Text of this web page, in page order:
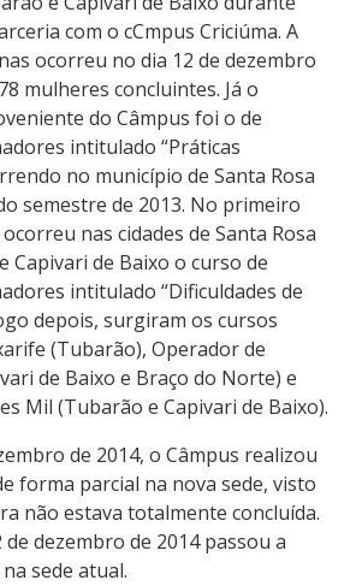
com o cCmpus Criciúma. A
ocorreu no dia 12 de dezembro
mulheres concluintes. Já o
do Câmpus foi o de
intitulado “Práticas
no município de Santa Rosa
semestre de 2013. No primeiro
nas cidades de Santa Rosa
Capivari de Baixo o curso de
intitulado “Dificuldades de
depois, surgiram os cursos
(Tubarão), Operador de
de Baixo e Braço do Norte) e
Mil (Tubarão e Capivari de Baixo).
de 2014, o Câmpus realizou
forma parcial na nova sede, visto
não estava totalmente concluída.
dezembro de 2014 passou a
sede atual.